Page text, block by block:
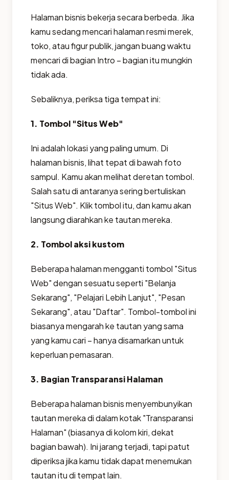
Halaman bisnis bekerja secara berbeda. Jika
kamu sedang mencari halaman resmi merek,
toko, atau figur publik, jangan buang waktu
mencari di bagian Intro – bagian itu mungkin
tidak ada.
Sebaliknya, periksa tiga tempat ini:
1. Tombol "Situs Web"
Ini adalah lokasi yang paling umum. Di
halaman bisnis, lihat tepat di bawah foto
sampul. Kamu akan melihat deretan tombol.
Salah satu di antaranya sering bertuliskan
"Situs Web". Klik tombol itu, dan kamu akan
langsung diarahkan ke tautan mereka.
2. Tombol aksi kustom
Beberapa halaman mengganti tombol "Situs
Web" dengan sesuatu seperti "Belanja
Sekarang", "Pelajari Lebih Lanjut", "Pesan
Sekarang", atau "Daftar". Tombol-tombol ini
biasanya mengarah ke tautan yang sama
yang kamu cari – hanya disamarkan untuk
keperluan pemasaran.
3. Bagian Transparansi Halaman
Beberapa halaman bisnis menyembunyikan
tautan mereka di dalam kotak "Transparansi
Halaman" (biasanya di kolom kiri, dekat
bagian bawah). Ini jarang terjadi, tapi patut
diperiksa jika kamu tidak dapat menemukan
tautan itu di tempat lain.